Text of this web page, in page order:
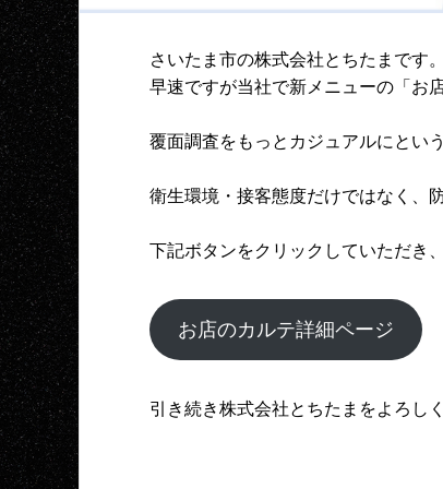
さいたま市の株式会社とちたまです。
早速ですが当社で新メニューの「お
覆面調査をもっとカジュアルにとい
衛生環境・接客態度だけではなく、
下記ボタンをクリックしていただき
お店のカルテ詳細ページ
引き続き株式会社とちたまをよろし